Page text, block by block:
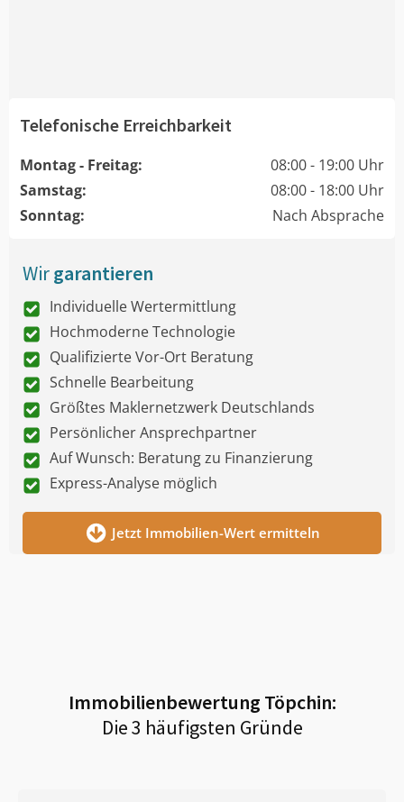
Telefonische Erreichbarkeit
Montag - Freitag:
08:00 - 19:00 Uhr
Samstag:
08:00 - 18:00 Uhr
Sonntag:
Nach Absprache
Wirgarantieren
Individuelle Wertermittlung
Hochmoderne Technologie
Qualifizierte Vor-Ort Beratung
Schnelle Bearbeitung
Größtes Maklernetzwerk Deutschlands
Persönlicher Ansprechpartner
Auf Wunsch: Beratung zu Finanzierung
Express-Analyse möglich
Jetzt Immobilien-Wert ermitteln
Immobilienbewertung Töpchin:
Die 3 häufigsten Gründe